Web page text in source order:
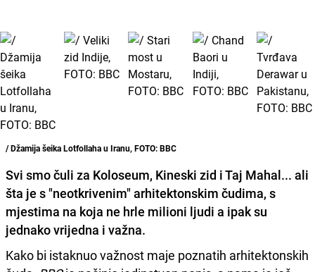
/ Džamija šeika Lotfollaha u Iranu, FOTO: BBC
Svi smo čuli za Koloseum, Kineski zid iTaj Mahal... ali
šta je s "neotkrivenim" arhitektonskim čudima, s
mjestima na koja ne hrle milioni ljudi a ipak su
jednako vrijedna i važna.
Kako bi istaknuo važnost maje poznatih arhitektonskih